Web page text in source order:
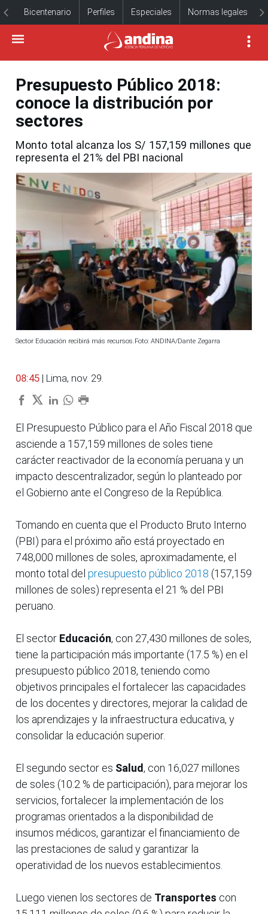
Bicentenario Perfiles Especiales Normas legales
Presupuesto Público 2018:
conoce la distribución por
sectores
Monto total alcanza los S/ 157,159 millones que
representa el 21% del PBI nacional
Sector Educación recibirá más recursos.Foto: ANDINA/Dante Zegarra
08:45 | Lima, nov. 29.
El Presupuesto Público para el Año Fiscal 2018 que
asciende a 157,159 millones de soles tiene
carácter reactivador de la economía peruana y un
impacto descentralizador, según lo planteado por
el Gobierno ante el Congreso de la República.
Tomando en cuenta que el Producto Bruto Interno
(PBI) para el próximo año está proyectado en
748,000 millones de soles, aproximadamente, el
monto total del presupuesto público 2018 (157,159
millones de soles) representa el 21 % del PBI
peruano.
El sector Educación, con 27,430 millones de soles,
tiene la participación más importante (17.5 %) en el
presupuesto público 2018, teniendo como
objetivos principales el fortalecer las capacidades
de los docentes y directores, mejorar la calidad de
los aprendizajes y la infraestructura educativa, y
consolidar la educación superior.
El segundo sector es Salud, con 16,027 millones
de soles (10.2 % de participación), para mejorar los
servicios, fortalecer la implementación de los
programas orientados a la disponibilidad de
insumos médicos, garantizar el financiamiento de
las prestaciones de salud y garantizar la
operatividad de los nuevos establecimientos.
Luego vienen los sectores de Transportes con